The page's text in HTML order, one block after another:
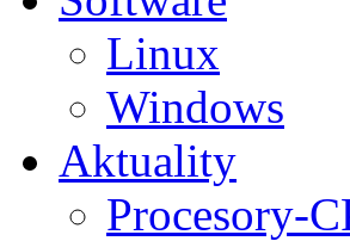
Linux
Windows
Aktuality
Procesory-